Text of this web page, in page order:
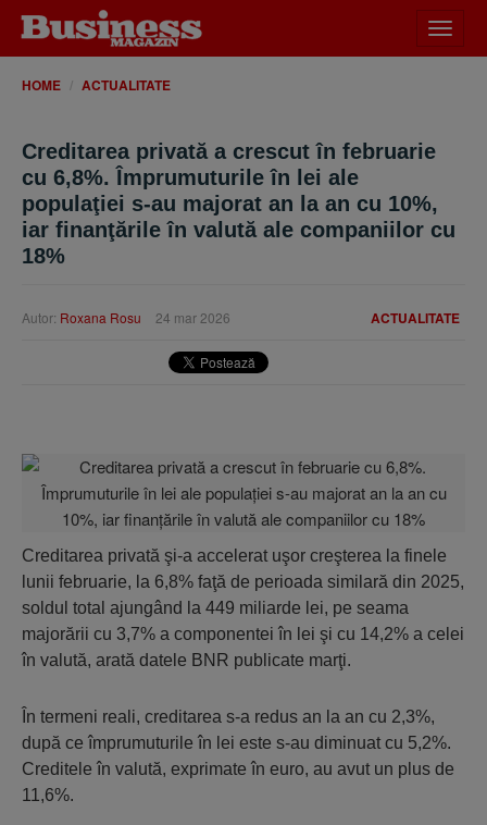
meniu
HOME ACTUALITATE
Creditarea privată a crescut în februarie
cu 6,8%. Împrumuturile în lei ale
populaţiei s-au majorat an la an cu 10%,
iar finanţările în valută ale companiilor cu
18%
ACTUALITATE
Autor: Roxana Rosu 24 mar 2026
Creditarea privată şi-a accelerat uşor creşterea la finele
lunii februarie, la 6,8% faţă de perioada similară din 2025,
soldul total ajungând la 449 miliarde lei, pe seama
majorării cu 3,7% a componentei în lei şi cu 14,2% a celei
în valută, arată datele BNR publicate marţi.
În termeni reali, creditarea s-a redus an la an cu 2,3%,
după ce împrumuturile în lei este s-au diminuat cu 5,2%.
Creditele în valută, exprimate în euro, au avut un plus de
11,6%.